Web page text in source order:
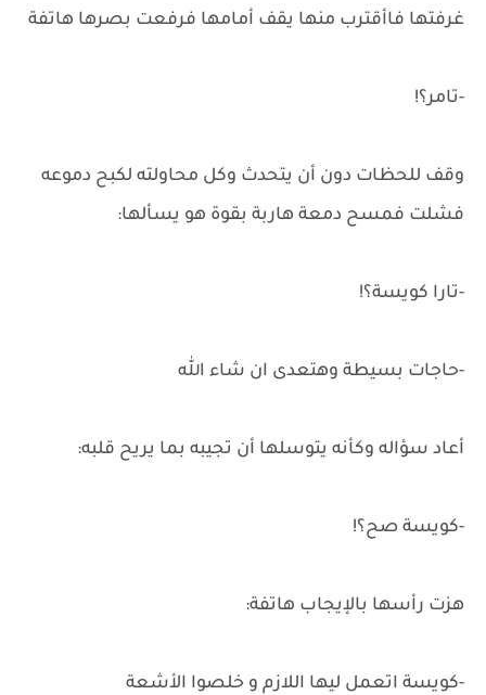
غرفتها فاأقترب منها يقف أمامها فرفعت بصرها هاتفة
-تامر؟!
وقف للحظات دون أن يتحدث وكل محاولته لكبح دموعه
فشلت فمسح دمعة هاربة بقوة هو يسألها:
-تارا كويسة؟!
-حاجات بسيطة وهتعدى ان شاء الله
أعاد سؤاله وكأنه يتوسلها أن تجيبه بما يريح قلبه:
-كويسة صح؟!
هزت رأسها بالإيجاب هاتفة:
-كويسة اتعمل ليها اللازم و خلصوا الأشعة